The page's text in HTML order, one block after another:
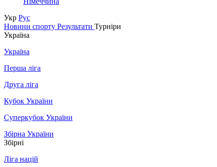
Укр Рус
Новини спорту Результати Турніри
Україна
Україна
Перша ліга
Друга ліга
Кубок України
Суперкубок України
Збірна України
Збірні
Ліга націй